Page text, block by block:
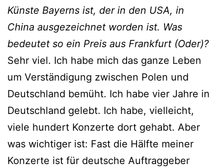
Künste Bayerns ist, der in den USA, in
China ausgezeichnet worden ist. Was
bedeutet so ein Preis aus Frankfurt (Oder)?
Sehr viel. Ich habe mich das ganze Leben
um Verständigung zwischen Polen und
Deutschland bemüht. Ich habe vier Jahre in
Deutschland gelebt. Ich habe, vielleicht,
viele hundert Konzerte dort gehabt. Aber
was wichtiger ist: Fast die Hälfte meiner
Konzerte ist für deutsche Auftraggeber